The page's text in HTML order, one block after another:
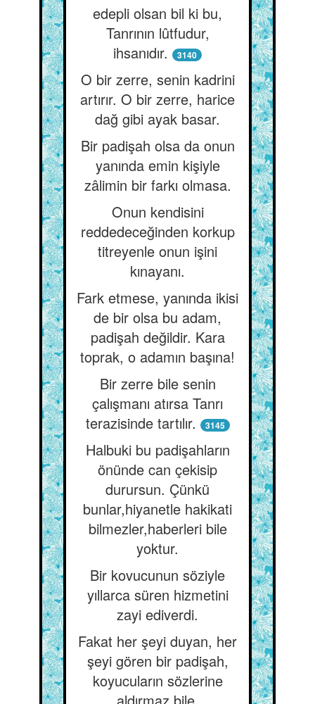
edepli olsan bil ki bu,
Tanrının lûtfudur,
ihsanıdır.
3140
O bir zerre, senin kadrini
artırır. O bir zerre, harice
dağ gibi ayak basar.
Bir padişah olsa da onun
yanında emin kişiyle
zâlimin bir farkı olmasa.
Onun kendisini
reddedeceğinden korkup
titreyenle onun işini
kınayanı.
Fark etmese, yanında ikisi
de bir olsa bu adam,
padişah değildir. Kara
toprak, o adamın başına!
Bir zerre bile senin
çalışmanı atırsa Tanrı
terazisinde tartılır.
3145
Halbuki bu padişahların
önünde can çekisip
durursun. Çünkü
bunlar,hiyanetle hakikati
bilmezler,haberleri bile
yoktur.
Bir kovucunun söziyle
yıllarca süren hizmetini
zayi ediverdi.
Fakat her şeyi duyan, her
şeyi gören bir padişah,
koyucuların sözlerine